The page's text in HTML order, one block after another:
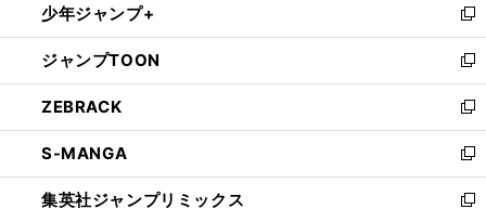
く
で
開
く
ド
ウ
で
開
く
ィ
ン
ド
ウ
で
開
く
い
ウ
ィ
ン
ド
ウ
で
開
く
少年ジャンプ+
新
し
い
ウ
ィ
ン
ド
ウ
で
ジャンプTOON
新
し
い
ウ
ィ
ン
ド
ZEBRACK
新
し
い
ウ
ィ
S-MANGA
新
し
い
集英社ジャンプリミックス
新